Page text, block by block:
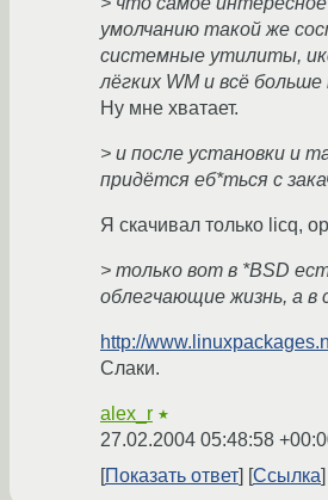
умолчанию такой же
системные утилиты,
лёгких WM и всё больше
Ну мне хватает.
> и после установки и
придётся еб*ться с
Я скачивал только licq,
> только вот в *BSD
облегчающие жизнь, а в
http://
Слаки.
alex_r ★
27.02.2004 05:48:58
Показать ответ
Ссылка